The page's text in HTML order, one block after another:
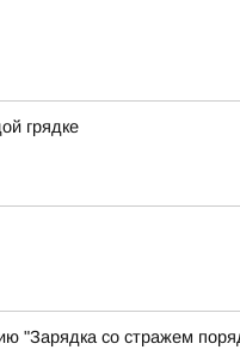
грядке
"Зарядка со стражем